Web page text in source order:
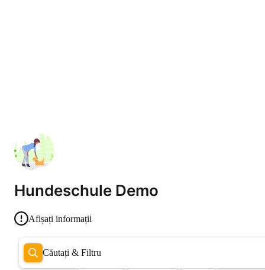
Hundeschule Demo
Afișați informații
Căutați & Filtru